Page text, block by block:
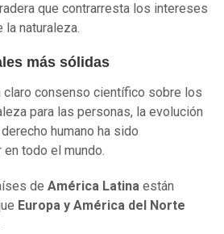
que contrarresta los intereses
la naturaleza.
más sólidas
claro consenso científico sobre los
para las personas, la evolución
humano ha sido
todo el mundo.
de América Latina están
Europa y América del Norte